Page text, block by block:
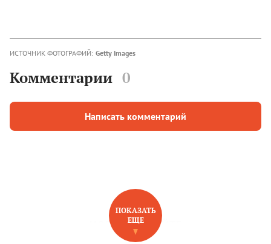
ИСТОЧНИК ФОТОГРАФИЙ: Getty Images
Комментарии 0
Написать комментарий
НОВОЕ НА САЙТЕ
ПОКАЗАТЬ
ЕЩЕ